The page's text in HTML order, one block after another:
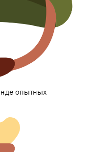
опытных